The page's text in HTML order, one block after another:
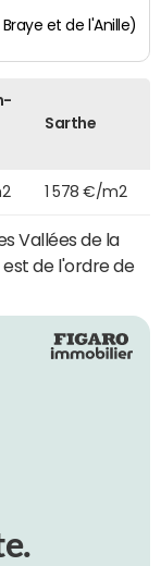
et de l'Anille)
Sarthe
1 578 €/m2
Vallées de la
est de l'ordre de